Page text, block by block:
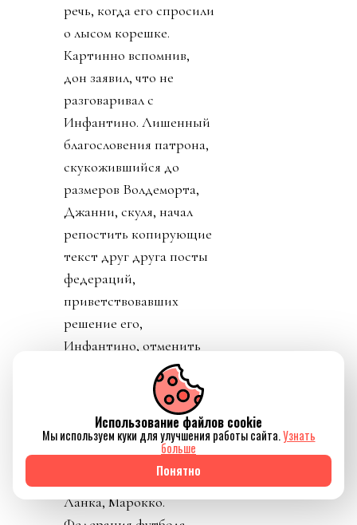
речь, когда его спросили
о лысом корешке.
Картинно вспомнив,
дон заявил, что не
разговаривал с
Инфантино. Лишенный
благословения патрона,
скукожившийся до
размеров Волдеморта,
Джанни, скуля, начал
репостить копирующие
текст друг друга посты
федераций,
приветствовавших
решение его,
Инфантино, отменить
план прихватизации.
Опять смотрим что
такое «газлайтинг», а
равно и рассматриваем
подборку стран: Катар,
ОАЭ, Бутан, Шри
Ланка, Марокко.
Использование файлов cookie
Мы используем куки для улучшения работы сайта.Узнать
больше
Понятно